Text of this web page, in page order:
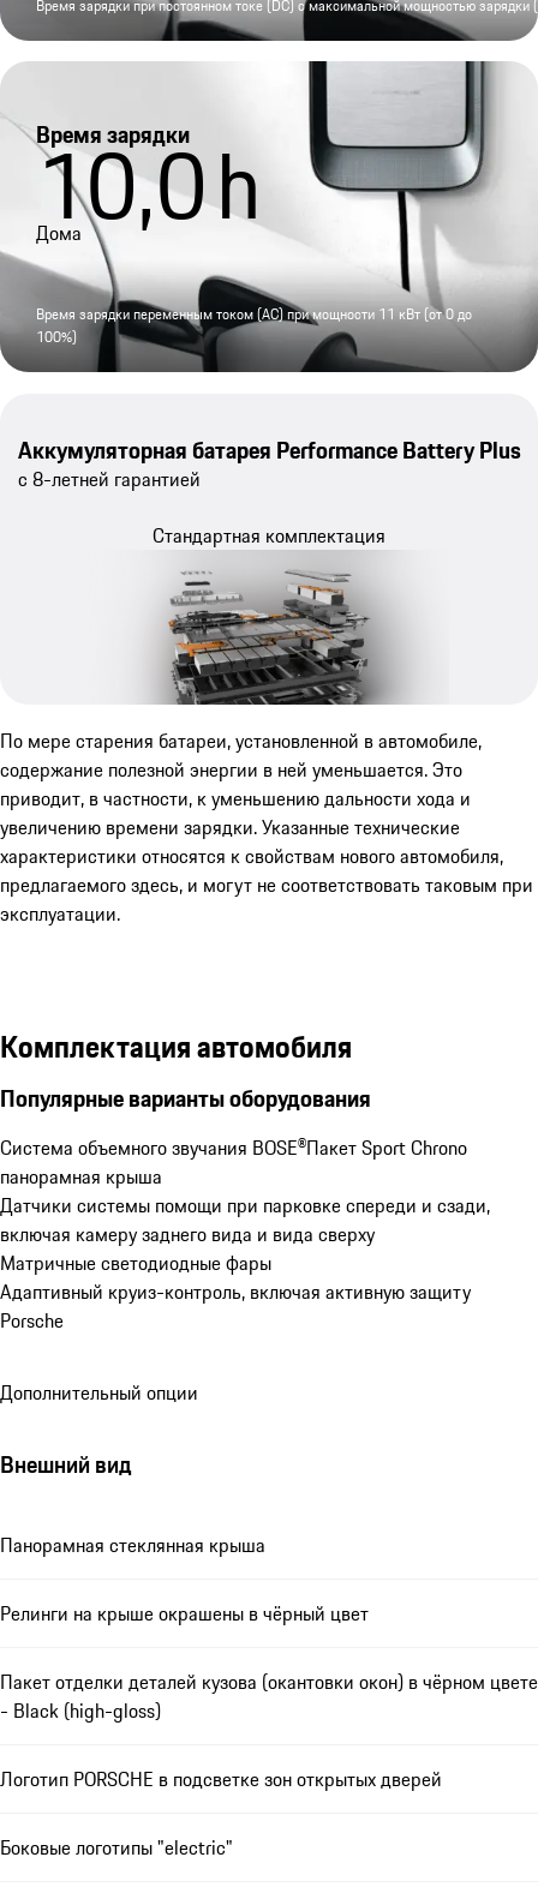
Время зарядки при постоянном токе (DC) с максимальной мощностью зарядки
Время зарядки
10,0h
Дома
Время зарядки переменным током (AC) при мощности 11 кВт (от 0 до
100%)
Аккумуляторная батарея Performance Battery Plus
с 8-летней гарантией
Стандартная комплектация
По мере старения батареи, установленной в автомобиле,
содержание полезной энергии в ней уменьшается. Это
приводит, в частности, к уменьшению дальности хода и
увеличению времени зарядки. Указанные технические
характеристики относятся к свойствам нового автомобиля,
предлагаемого здесь, и могут не соответствовать таковым при
эксплуатации.
Комплектация автомобиля
Популярные варианты оборудования
Система объемного звучания BOSE®Пакет Sport Chrono
панорамная крыша
Датчики системы помощи при парковке спереди и сзади,
включая камеру заднего вида и вида сверху
Матричные светодиодные фары
Адаптивный круиз-контроль, включая активную защиту
Porsche
Дополнительный опции
Внешний вид
Панорамная стеклянная крыша
Релинги на крыше окрашены в чёрный цвет
Пакет отделки деталей кузова (окантовки окон) в чёрном цвете
- Black (high-gloss)
Логотип PORSCHE в подсветке зон открытых дверей
Боковые логотипы "electric"